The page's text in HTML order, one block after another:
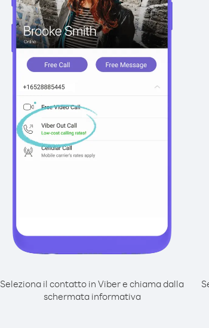
Seleziona il contatto in Viber e chiama dalla
schermata informativa